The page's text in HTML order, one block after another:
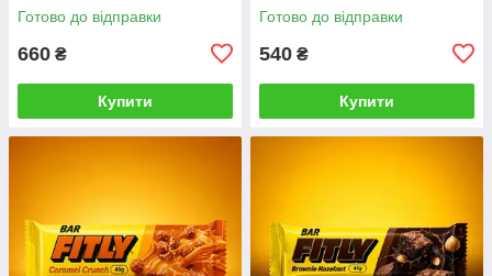
Готово до відправки
660 ₴
Купити
Готово до відправки
540 ₴
Купити